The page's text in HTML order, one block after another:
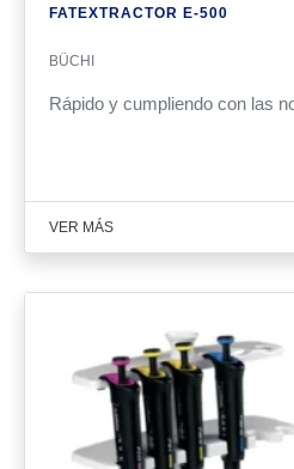
FATEXTRACTOR E-500
BÜCHI
Rápido y cumpliendo con las
VER MÁS